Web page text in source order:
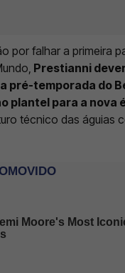
por falhar a primeira
Prestianni
pré-temporada do
plantel para a nova
técnico das águias